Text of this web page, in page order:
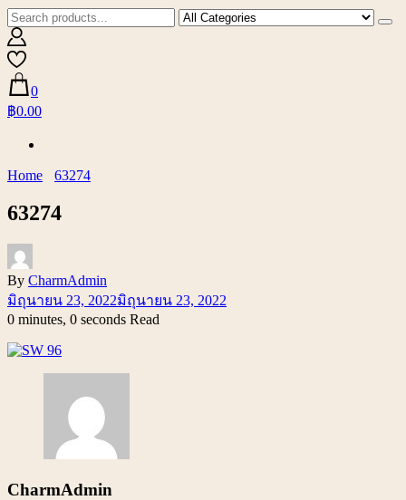
0
฿0.00
Home 63274
63274
By CharmAdmin
มิถุนายน 23, 2022มิถุนายน 23, 2022
0 minutes, 0 seconds Read
CharmAdmin